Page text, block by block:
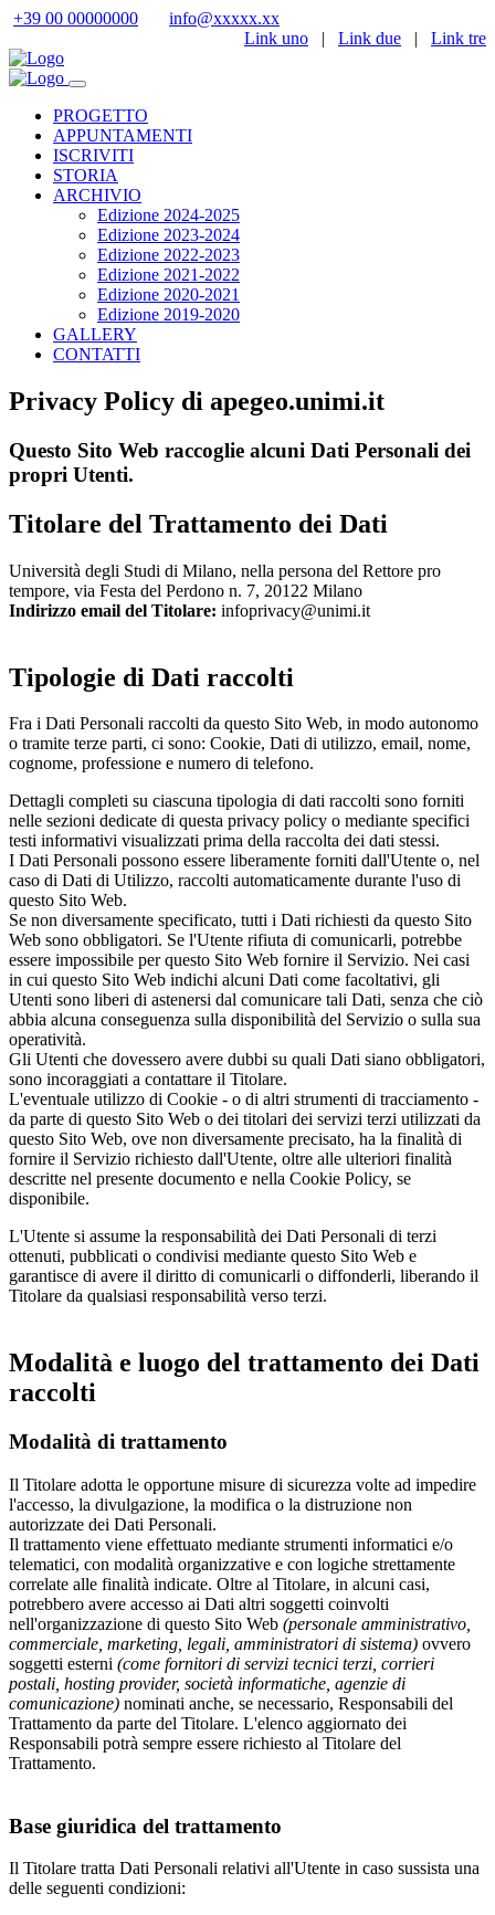
+39 00 00000000
info@xxxxx.xx
Link uno
| Link due | Link tre
PROGETTO
APPUNTAMENTI
ISCRIVITI
STORIA
ARCHIVIO
Edizione 2024-2025
Edizione 2023-2024
Edizione 2022-2023
Edizione 2021-2022
Edizione 2020-2021
Edizione 2019-2020
GALLERY
CONTATTI
Privacy Policy di apegeo.unimi.it
Questo Sito Web raccoglie alcuni Dati Personali dei
propri Utenti.
Titolare del Trattamento dei Dati
Università degli Studi di Milano, nella persona del Rettore pro
tempore, via Festa del Perdono n. 7, 20122 Milano
Indirizzo email del Titolare: infoprivacy@unimi.it
Tipologie di Dati raccolti
Fra i Dati Personali raccolti da questo Sito Web, in modo autonomo
o tramite terze parti, ci sono: Cookie, Dati di utilizzo, email, nome,
cognome, professione e numero di telefono.
Dettagli completi su ciascuna tipologia di dati raccolti sono forniti
nelle sezioni dedicate di questa privacy policy o mediante specifici
testi informativi visualizzati prima della raccolta dei dati stessi.
I Dati Personali possono essere liberamente forniti dall'Utente o, nel
caso di Dati di Utilizzo, raccolti automaticamente durante l'uso di
questo Sito Web.
Se non diversamente specificato, tutti i Dati richiesti da questo Sito
Web sono obbligatori. Se l'Utente rifiuta di comunicarli, potrebbe
essere impossibile per questo Sito Web fornire il Servizio. Nei casi
in cui questo Sito Web indichi alcuni Dati come facoltativi, gli
Utenti sono liberi di astenersi dal comunicare tali Dati, senza che ciò
abbia alcuna conseguenza sulla disponibilità del Servizio o sulla sua
operatività.
Gli Utenti che dovessero avere dubbi su quali Dati siano obbligatori,
sono incoraggiati a contattare il Titolare.
L'eventuale utilizzo di Cookie - o di altri strumenti di tracciamento -
da parte di questo Sito Web o dei titolari dei servizi terzi utilizzati da
questo Sito Web, ove non diversamente precisato, ha la finalità di
fornire il Servizio richiesto dall'Utente, oltre alle ulteriori finalità
descritte nel presente documento e nella Cookie Policy, se
disponibile.
L'Utente si assume la responsabilità dei Dati Personali di terzi
ottenuti, pubblicati o condivisi mediante questo Sito Web e
garantisce di avere il diritto di comunicarli o diffonderli, liberando il
Titolare da qualsiasi responsabilità verso terzi.
Modalità e luogo del trattamento dei Dati
raccolti
Modalità di trattamento
Il Titolare adotta le opportune misure di sicurezza volte ad impedire
l'accesso, la divulgazione, la modifica o la distruzione non
autorizzate dei Dati Personali.
Il trattamento viene effettuato mediante strumenti informatici e/o
telematici, con modalità organizzative e con logiche strettamente
correlate alle finalità indicate. Oltre al Titolare, in alcuni casi,
potrebbero avere accesso ai Dati altri soggetti coinvolti
nell'organizzazione di questo Sito Web (personale amministrativo,
commerciale, marketing, legali, amministratori di sistema) ovvero
soggetti esterni (come fornitori di servizi tecnici terzi, corrieri
postali, hosting provider, società informatiche, agenzie di
comunicazione) nominati anche, se necessario, Responsabili del
Trattamento da parte del Titolare. L'elenco aggiornato dei
Responsabili potrà sempre essere richiesto al Titolare del
Trattamento.
Base giuridica del trattamento
Il Titolare tratta Dati Personali relativi all'Utente in caso sussista una
delle seguenti condizioni: